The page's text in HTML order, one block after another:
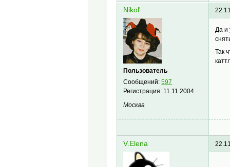
Nikol'
Пользователь
Сообщений:597
Регистрация: 11.11.2004
Москва
Да и
Так
V.Elena